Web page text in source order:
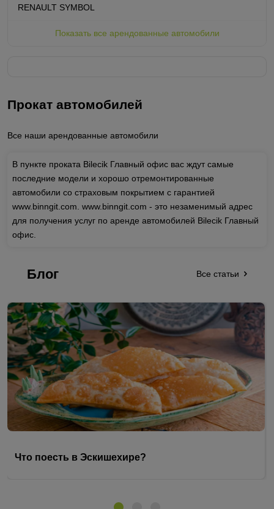
Прокат автомобилей
Все наши арендованные автомобили
В пункте проката Bilecik Главный офис вас ждут самые
последние модели и хорошо отремонтированные
автомобили со страховым покрытием с гарантией
www.binngit.com. www.binngit.com - это незаменимый адрес
для получения услуг по аренде автомобилей Bilecik Главный
офис.
Блог Все статьи
Что поесть в Эскишехире?
RENAULT SYMBOL
Показать все арендованные автомобили